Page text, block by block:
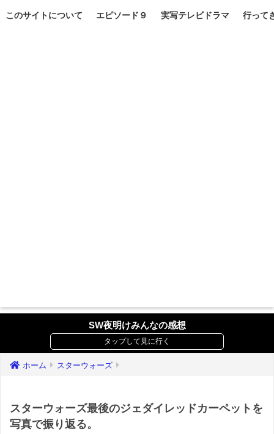
このサイトについて エピソード９ 実写テレビドラマ 行って
SW夜明けみんなの感想
ホーム スターウォーズ
スターウォーズ最後のジェダイレッドカーペットを
写真で振り返る。